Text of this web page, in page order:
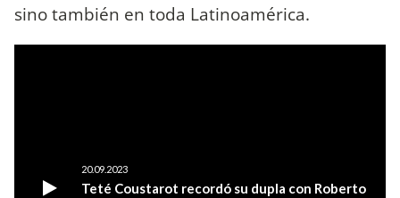
sino también en toda Latinoamérica.